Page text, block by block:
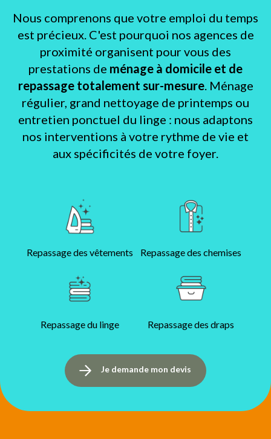
Nous comprenons que votre emploi du temps
est précieux. C'est pourquoi nos agences de
proximité organisent pour vous des
prestations de ménage à domicile et de
repassage totalement sur-mesure. Ménage
régulier, grand nettoyage de printemps ou
entretien ponctuel du linge : nous adaptons
nos interventions à votre rythme de vie et
aux spécificités de votre foyer.
Repassage des vêtements Repassage des chemises
Repassage du linge Repassage des draps
Je demande mon devis